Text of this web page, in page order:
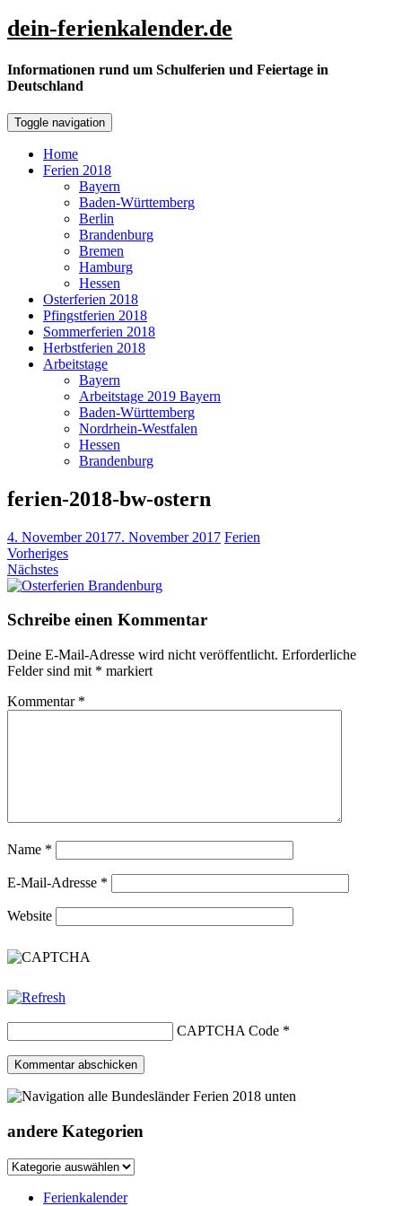
Skip
to
dein-ferienkalender.de
Informationen rund um Schulferien und Feiertage in
Deutschland
Toggle navigation
Home
Ferien 2018
Bayern
Baden-Württemberg
Berlin
Brandenburg
Bremen
Hamburg
Hessen
Osterferien 2018
Pfingstferien 2018
Sommerferien 2018
Herbstferien 2018
Arbeitstage
Bayern
Arbeitstage 2019 Bayern
Baden-Württemberg
Nordrhein-Westfalen
Hessen
Brandenburg
ferien-2018-bw-ostern
4. November 20177. November 2017 Ferien
Vorheriges
Nächstes
Schreibe einen Kommentar
Deine E-Mail-Adresse wird nicht veröffentlicht. Erforderliche
Felder sind mit * markiert
Kommentar *
Name *
E-Mail-Adresse *
Website
CAPTCHA Code *
andere Kategorien
andere
Ferienkalender